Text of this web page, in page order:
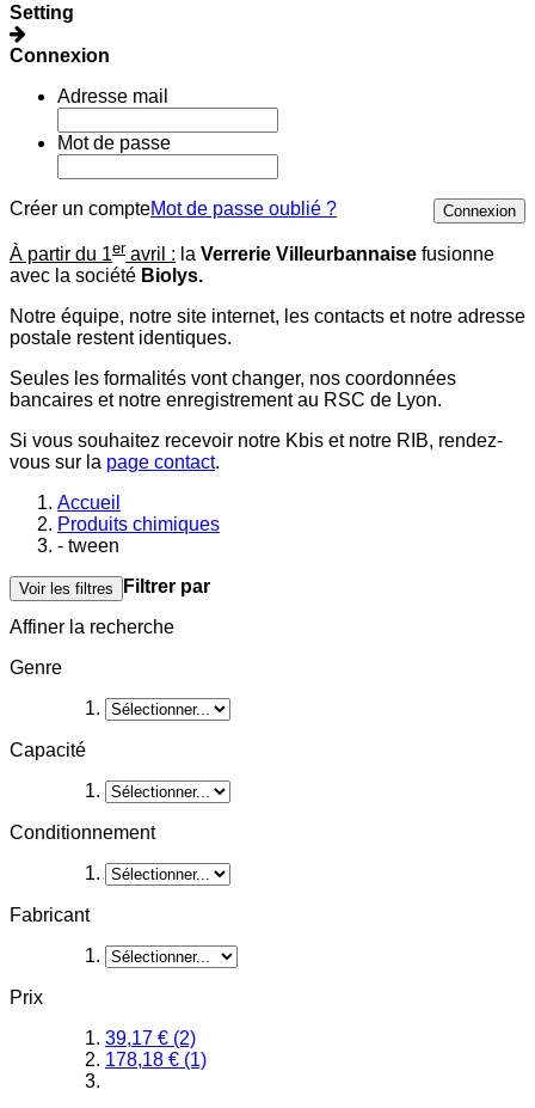
Setting
Connexion
Adresse mail
Mot de passe
Créer un compte Connexion
Mot de passe oublié ?
À partir du 1er avril : la Verrerie Villeurbannaise fusionne
avec la société Biolys.
Notre équipe, notre site internet, les contacts et notre adresse
postale restent identiques.
Seules les formalités vont changer, nos coordonnées
bancaires et notre enregistrement au RSC de Lyon.
Si vous souhaitez recevoir notre Kbis et notre RIB, rendez-
vous sur la page contact.
Accueil
Produits chimiques
- tween
Voir les filtres
Filtrer par
Affiner la recherche
Genre
Capacité
Conditionnement
Fabricant
Prix
39,17 € (2)
178,18 € (1)